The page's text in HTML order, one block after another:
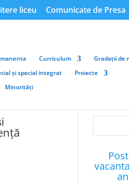
liceu Comunicate de Presa
Curriculum
Gradații de
și special integrat
Proiecte
Minorități